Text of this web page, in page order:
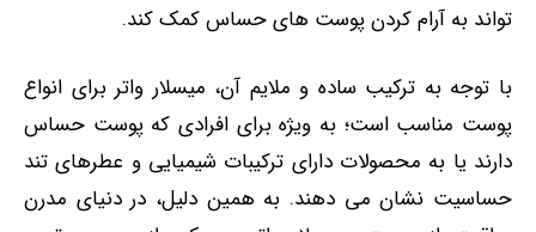
تواند به آرام کردن پوست های حساس کمک کند.
با توجه به ترکیب ساده و ملایم آن، میسلار واتر برای انواع
پوست مناسب است؛ به ویژه برای افرادی که پوست حساس
دارند یا به محصولات دارای ترکیبات شیمیایی و عطرهای تند
حساسیت نشان می ‌دهند. به همین دلیل، در دنیای مدرن